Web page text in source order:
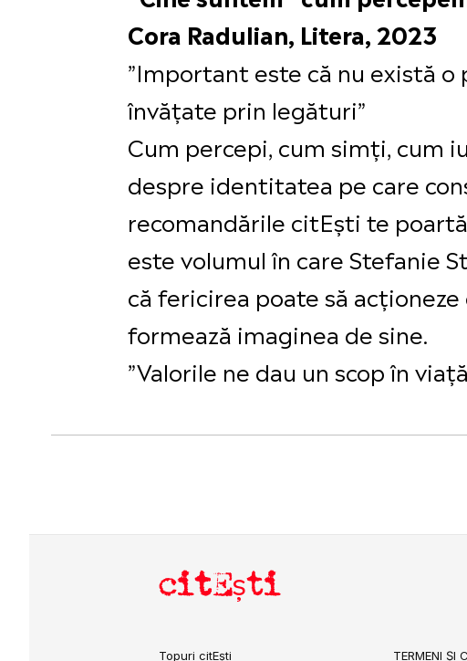
Cora Radulian, Litera, 2023
”Important este că nu există
învățate prin legături”
Cum percepi, cum simți, cum
despre identitatea pe care
recomandările citEști te
este volumul în care Stefanie
că fericirea poate să
formează imaginea de sine.
”Valorile ne dau un scop în
citEști
Topuri citEști TERMENI ȘI